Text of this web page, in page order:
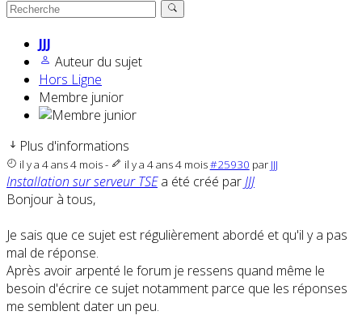
JJJ
Auteur du sujet
Hors Ligne
Membre junior
Plus d'informations
il y a 4 ans 4 mois- il y a 4 ans 4 mois#25930 par JJJ
Installation sur serveur TSEa été créé parJJJ
Bonjour à tous,
Je sais que ce sujet est régulièrement abordé et qu'il y a pas
mal de réponse.
Après avoir arpenté le forum je ressens quand même le
besoin d'écrire ce sujet notamment parce que les réponses
me semblent dater un peu.